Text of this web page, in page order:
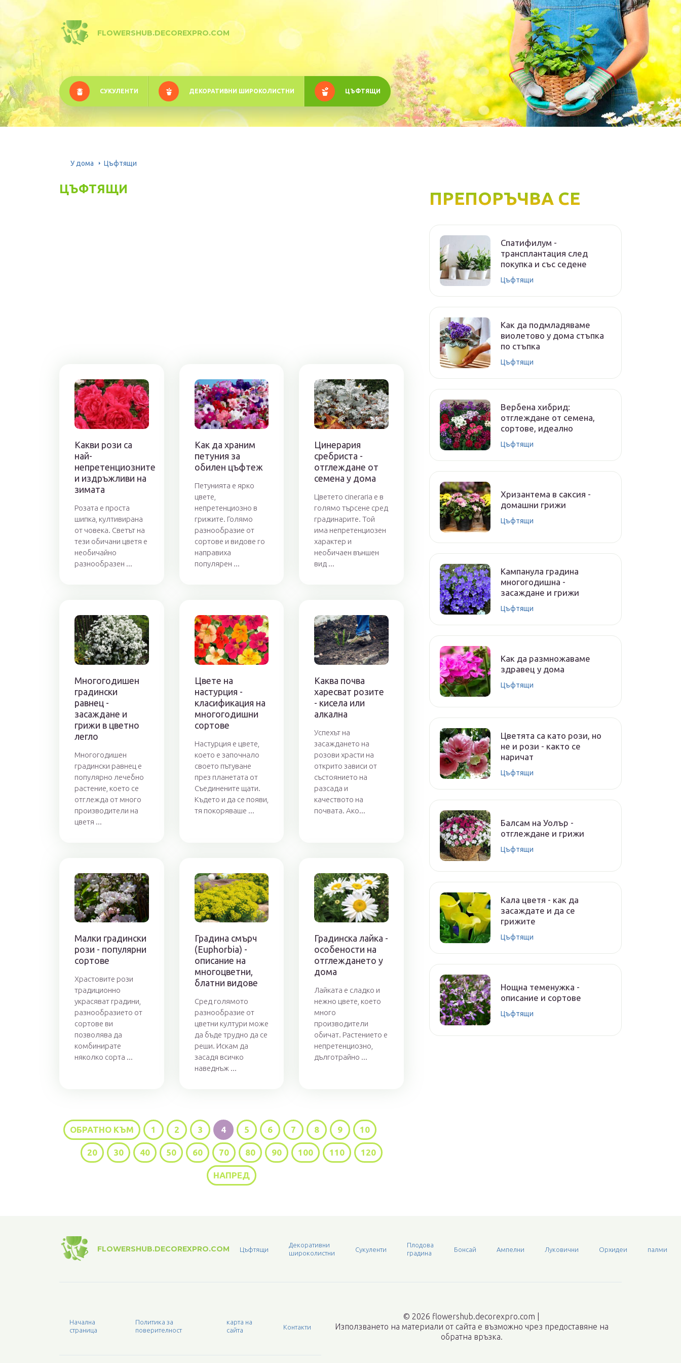
FLOWERSHUB.DECOREXPRO.COM
СУКУЛЕНТИ ДЕКОРАТИВНИ ШИРОКОЛИСТНИ ЦЪФТЯЩИ
У дома Цъфтящи
ЦЪФТЯЩИ
Какви рози са
най-
непретенциозните
и издръжливи на
зимата
Розата е проста
шипка, култивирана
от човека. Светът на
тези обичани цветя е
необичайно
разнообразен ...
Как да храним
петуния за
обилен цъфтеж
Петунията е ярко
цвете,
непретенциозно в
грижите. Голямо
разнообразие от
сортове и видове го
направиха
популярен ...
Цинерария
сребриста -
отглеждане от
семена у дома
Цветето cineraria е в
голямо търсене сред
градинарите. Той
има непретенциозен
характер и
необичаен външен
вид ...
Многогодишен
градински
равнец -
засаждане и
грижи в цветно
легло
Многогодишен
градински равнец е
популярно лечебно
растение, което се
отглежда от много
производители на
цветя ...
Цвете на
настурция -
класификация на
многогодишни
сортове
Настурция е цвете,
което е започнало
своето пътуване
през планетата от
Съединените щати.
Където и да се появи,
тя покоряваше ...
Каква почва
харесват розите
- кисела или
алкална
Успехът на
засаждането на
розови храсти на
открито зависи от
състоянието на
разсада и
качеството на
почвата. Ако...
Малки градински
рози - популярни
сортове
Храстовите рози
традиционно
украсяват градини,
разнообразието от
сортове ви
позволява да
комбинирате
няколко сорта ...
Градина смърч
(Euphorbia) -
описание на
многоцветни,
блатни видове
Сред голямото
разнообразие от
цветни култури може
да бъде трудно да се
реши. Искам да
засадя всичко
наведнъж ...
Градинска лайка -
особености на
отглеждането у
дома
Лайката е сладко и
нежно цвете, което
много
производители
обичат. Растението е
непретенциозно,
дълготрайно ...
ОБРАТНО КЪМ 1 2 3 4 5 6 7 8 9 10
20 30 40 50 60 70 80 90 100 110 120
НАПРЕД
ПРЕПОРЪЧВА СЕ
Спатифилум -
трансплантация след
покупка и със седене
Цъфтящи
Как да подмладяваме
виолетово у дома стъпка
по стъпка
Цъфтящи
Вербена хибрид:
отглеждане от семена,
сортове, идеално
Цъфтящи
Хризантема в саксия -
домашни грижи
Цъфтящи
Кампанула градина
многогодишна -
засаждане и грижи
Цъфтящи
Как да размножаваме
здравец у дома
Цъфтящи
Цветята са като рози, но
не и рози - както се
наричат
Цъфтящи
Балсам на Уолър -
отглеждане и грижи
Цъфтящи
Кала цветя - как да
засаждате и да се
грижите
Цъфтящи
Нощна теменужка -
описание и сортове
Цъфтящи
FLOWERSHUB.DECOREXPRO.COM Цъфтящи
Декоративни
широколистни
Сукуленти
Плодова
градина
Бонсай Ампелни Луковични Орхидеи палми
Начална
страница
Политика за
поверителност
карта на
сайта
Контакти
© 2026 flowershub.decorexpro.com |
Използването на материали от сайта е възможно чрез предоставяне на
обратна връзка.